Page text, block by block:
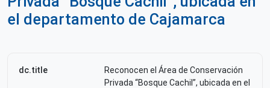
el departamento de Cajamarca
dc.title
Reconocen el Área de Conservación
Privada “Bosque Cachil”, ubicada en el